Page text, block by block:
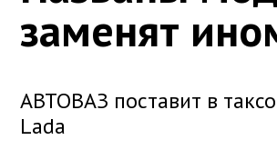
заменят
АВТОВАЗ поставит в
Lada